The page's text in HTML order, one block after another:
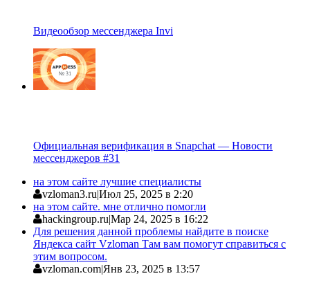
Видеообзор мессенджера Invi
Официальная верификация в Snapchat — Новости
мессенджеров #31
на этом сайте лучшие специалисты
vzloman3.ru|Июл 25, 2025 в 2:20
на этом сайте. мне отлично помогли
hackingroup.ru|Мар 24, 2025 в 16:22
Для решения данной проблемы найдите в поиске
Яндекса сайт Vzloman Там вам помогут справиться с
этим вопросом.
vzloman.com|Янв 23, 2025 в 13:57